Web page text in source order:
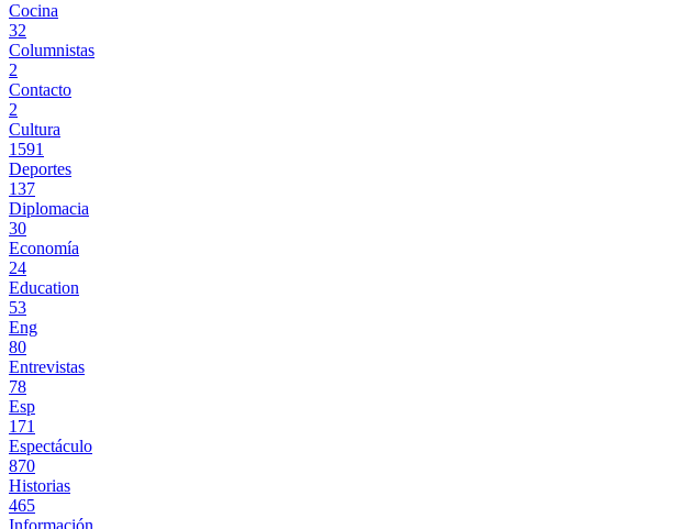
Cocina
32
Columnistas
2
Contacto
2
Cultura
1591
Deportes
137
Diplomacia
30
Economía
24
Education
53
Eng
80
Entrevistas
78
Esp
171
Espectáculo
870
Historias
465